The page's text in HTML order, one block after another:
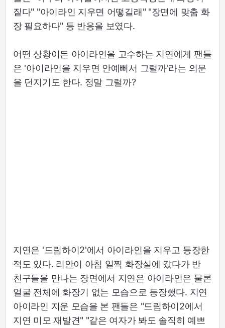
짙다" "아이라인 지우면 어떻길래" "장면에 맞춤 화
장 필요하다" 등 반응을 보였다.
어떤 상황이든 아이라인을 고수하는 지연에게 팬들
은 '아이라인을 지우면 안예뻐서 그럴까'라는 의문
을 던지기도 한다. 정말 그럴까?
지연은 '드림하이2'에서 아이라인을 지우고 등장한
적도 있다. 리안이 아침 일찍 화장실에 갔다가 반
친구들을 만나는 장면에서 지연은 아이라인은 물론
얼굴 전체에 화장기 없는 모습으로 등장했다. 지연
아이라인 지운 모습을 본 팬들은 "드림하이2에서
지연 미모 재발견" "같은 여자가 봐도 솔직히 예쁘